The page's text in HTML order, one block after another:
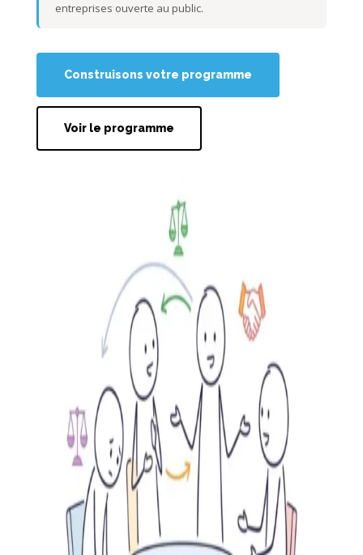
entreprises ouverte au public.
Construisons votre programme
Voir le programme